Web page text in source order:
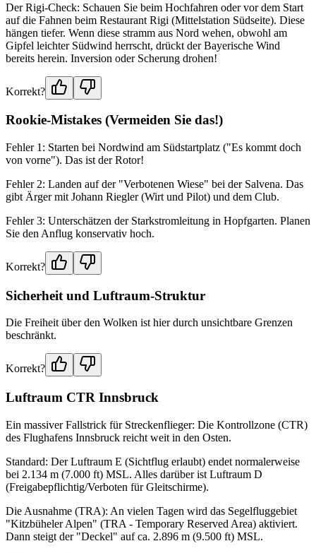
Der Rigi-Check: Schauen Sie beim Hochfahren oder vor dem Start
auf die Fahnen beim Restaurant Rigi (Mittelstation Südseite). Diese
hängen tiefer. Wenn diese stramm aus Nord wehen, obwohl am
Gipfel leichter Südwind herrscht, drückt der Bayerische Wind
bereits herein. Inversion oder Scherung drohen!
Korrekt?
Rookie-Mistakes (Vermeiden Sie das!)
Fehler 1: Starten bei Nordwind am Südstartplatz ("Es kommt doch
von vorne"). Das ist der Rotor!
Fehler 2: Landen auf der "Verbotenen Wiese" bei der Salvena. Das
gibt Ärger mit Johann Riegler (Wirt und Pilot) und dem Club.
Fehler 3: Unterschätzen der Starkstromleitung in Hopfgarten. Planen
Sie den Anflug konservativ hoch.
Korrekt?
Sicherheit und Luftraum-Struktur
Die Freiheit über den Wolken ist hier durch unsichtbare Grenzen
beschränkt.
Korrekt?
Luftraum CTR Innsbruck
Ein massiver Fallstrick für Streckenflieger: Die Kontrollzone (CTR)
des Flughafens Innsbruck reicht weit in den Osten.
Standard: Der Luftraum E (Sichtflug erlaubt) endet normalerweise
bei 2.134 m (7.000 ft) MSL. Alles darüber ist Luftraum D
(Freigabepflichtig/Verboten für Gleitschirme).
Die Ausnahme (TRA): An vielen Tagen wird das Segelfluggebiet
"Kitzbüheler Alpen" (TRA - Temporary Reserved Area) aktiviert.
Dann steigt der "Deckel" auf ca. 2.896 m (9.500 ft) MSL.